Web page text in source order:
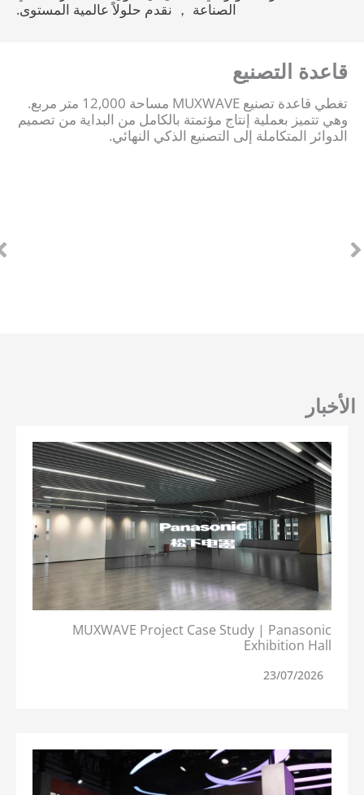
الصناعة ， نقدم حلولاً عالمية المستوى.
قاعدة التصنيع
تغطي قاعدة تصنيع MUXWAVE مساحة 12,000 متر مربع.
وهي تتميز بعملية إنتاج مؤتمتة بالكامل من البداية من تصميم
الدوائر المتكاملة إلى التصنيع الذكي النهائي.
MUXWAVE Project Case Study | Panasonic
Exhibition Hall
23/07/2026